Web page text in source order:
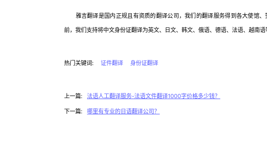
雅言翻译是国内正规且有资质的翻译公司，我们的翻译服务得到各大使馆、
前，我们支持将中文身份证翻译为英文、日文、韩文、俄语、德语、法语、越南
热门关键词: 证件翻译 身份证翻译
上一篇: 法语人工翻译服务-法语文件翻译1000字价格多少钱？
下一篇: 哪里有专业的日语翻译公司？